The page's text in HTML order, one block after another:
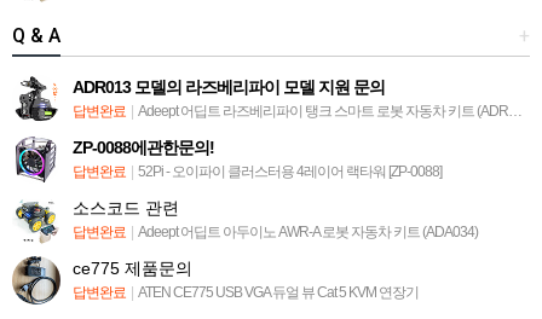
+
Q & A
ADR013 모델의 라즈베리파이 모델 지원 문의
답변완료 Adeept 어딥트 라즈베리파이 탱크 스마트 로봇 자동차 키트 (ADR013)
ZP-0088에관한문의!
답변완료 52Pi - 오이파이 클러스터용 4레이어 랙타워 [ZP-0088]
소스코드 관련
답변완료 Adeept 어딥트 아두이노 AWR-A 로봇 자동차 키트 (ADA034)
ce775 제품문의
답변완료 ATEN CE775 USB VGA 듀얼 뷰 Cat 5 KVM 연장기